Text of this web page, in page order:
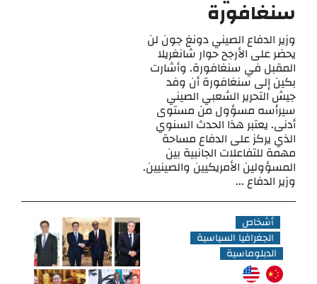
سنغافورة
وزير الدفاع الصيني دونغ جون لن
يحضر على الأرجح حوار شانغريلا
المقبل في سنغافورة. وأشارت
بكين إلى سنغافورة أن وفد
جيش التحرير الشعبي الصيني
سيرأسه مسؤول من مستوى
أدنى. يعتبر هذا الحدث السنوي
الذي يركز على الدفاع مساحة
مهمة للتفاعلات الجانبية بين
المسؤولين الأمريكيين والصينيين.
وزير الدفاع ...
أشخاص
الجغرافيا السياسية
الدبلوماسية